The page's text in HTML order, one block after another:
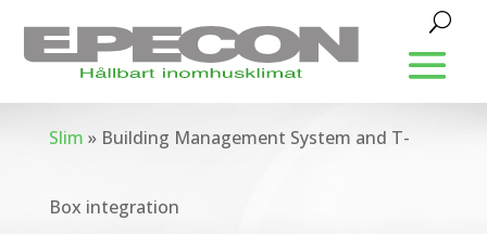
Slim » Building Management System and T-
Box integration